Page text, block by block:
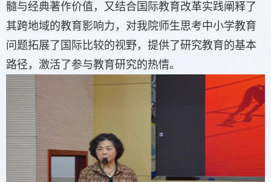
髓与经典著作价值，又结合国际教育改革实践阐释了
其跨地域的教育影响力，对我院师生思考中小学教育
问题拓展了国际比较的视野，提供了研究教育的基本
路径，激活了参与教育研究的热情。